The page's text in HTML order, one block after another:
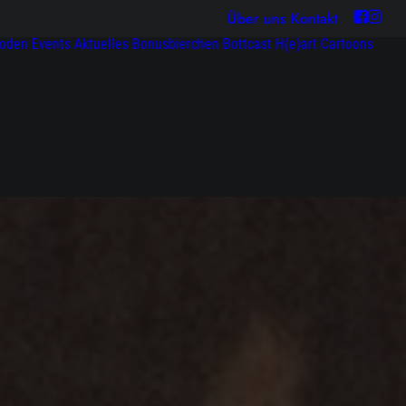
Über uns Kontakt
Events Aktuelles Bonusbierchen Bottcast H(e)art Cartoons